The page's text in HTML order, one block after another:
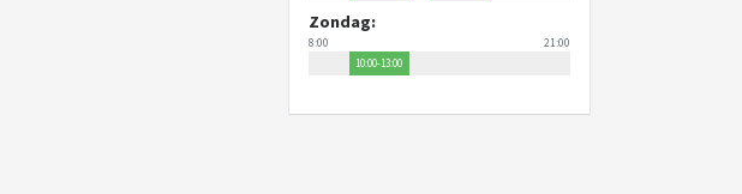
Zondag:
8:00 21:00
10:00-13:00